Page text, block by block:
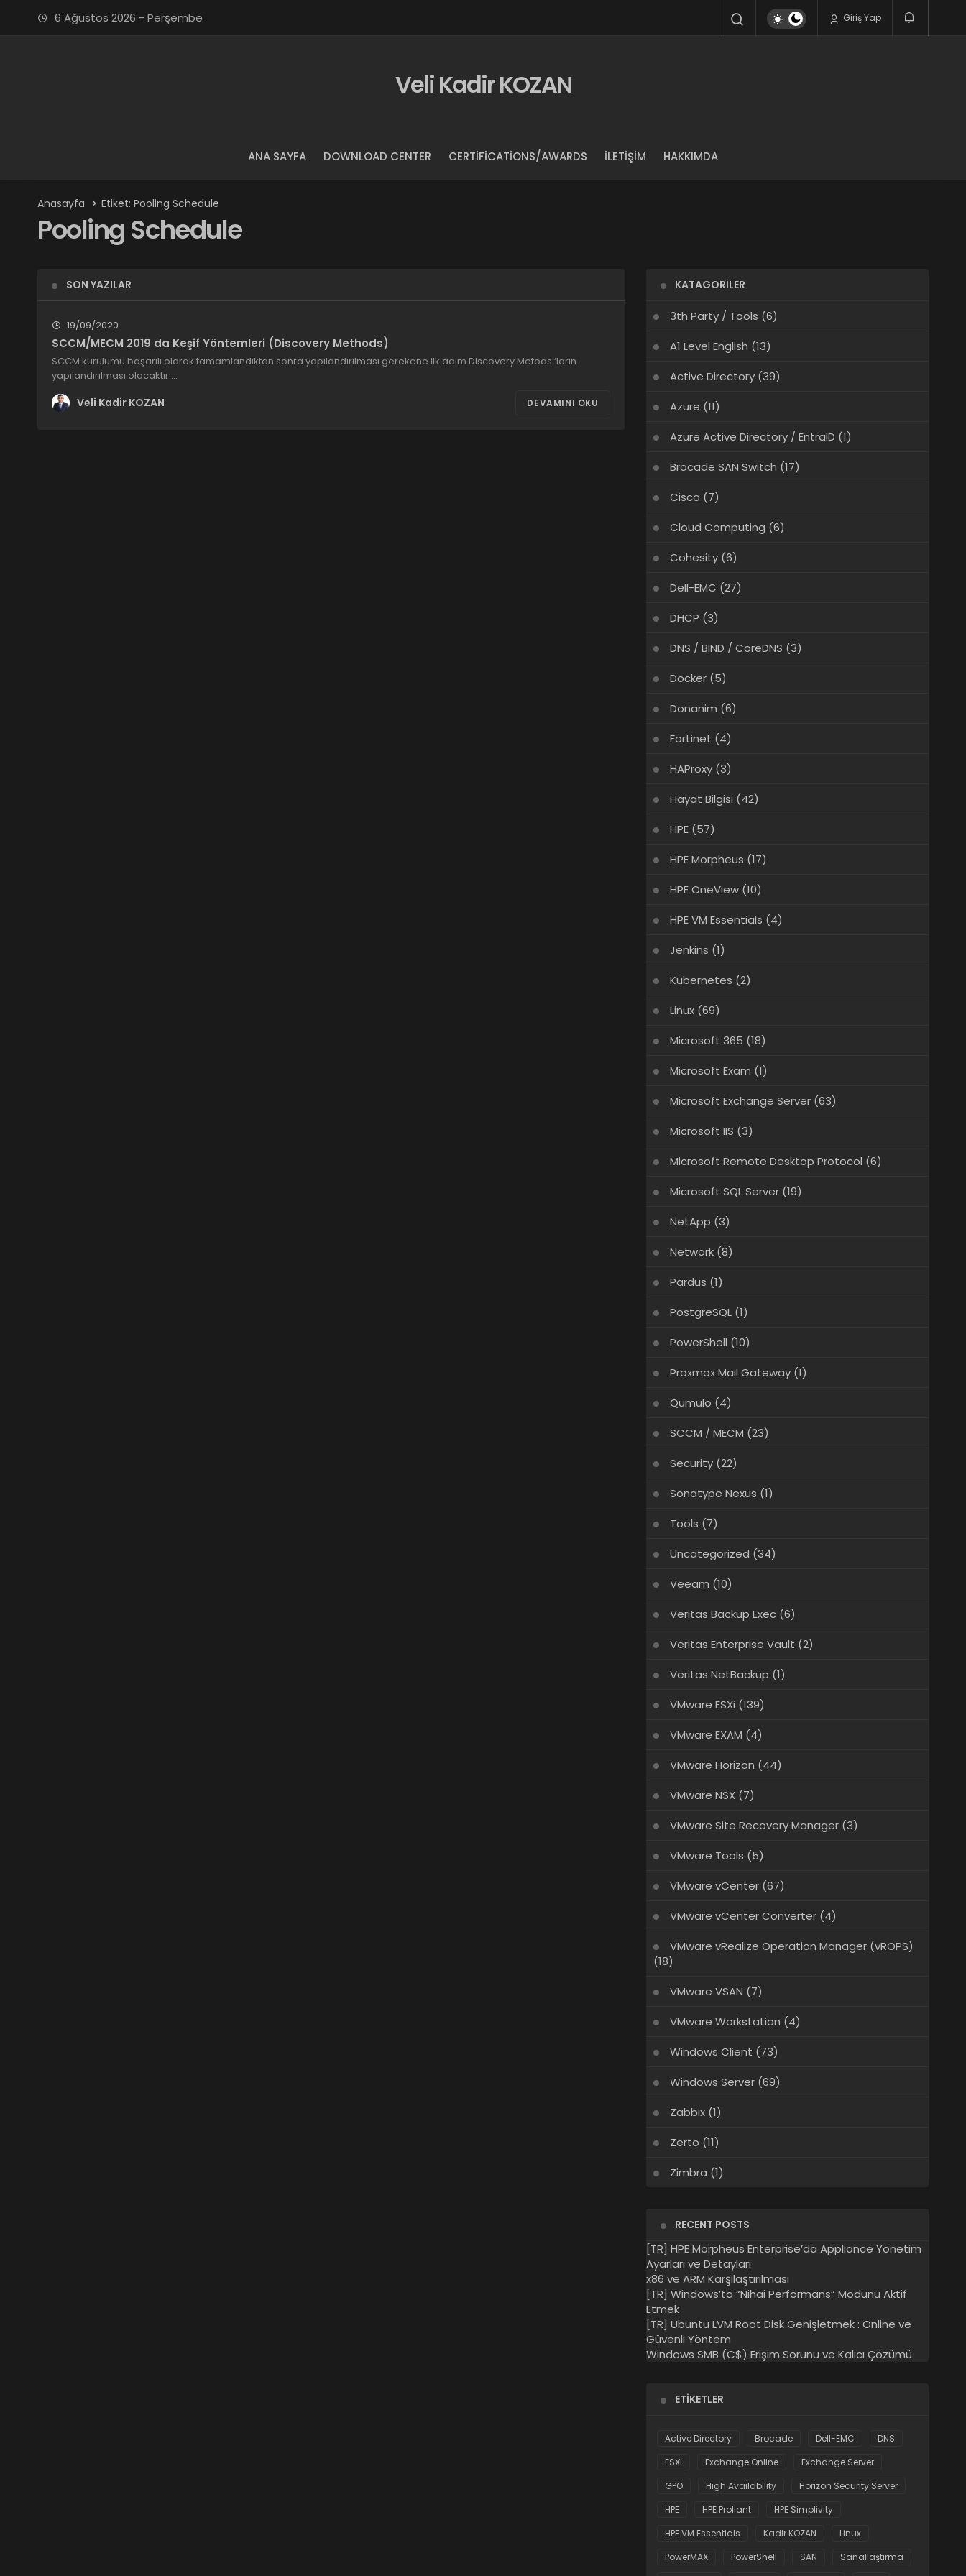
6 Ağustos 2026 - Perşembe Giriş Yap
Veli Kadir KOZAN
ANA SAYFA DOWNLOAD CENTER CERTIFICATIONS/AWARDS İLETIŞIM HAKKIMDA
Anasayfa Etiket: Pooling Schedule
Pooling Schedule
SON YAZILAR
19/09/2020
SCCM/MECM 2019 da Keşif Yöntemleri (Discovery Methods)
SCCM kurulumu başarılı olarak tamamlandıktan sonra yapılandırılması gerekene ilk adım Discovery Metods ‘ların
yapılandırılması olacaktır.…
Veli Kadir KOZAN DEVAMINI OKU
KATAGORILER
3th Party / Tools (6)
A1 Level English (13)
Active Directory(39)
Azure (11)
Azure Active Directory / EntraID (1)
Brocade SAN Switch (17)
Cisco (7)
Cloud Computing (6)
Cohesity(6)
Dell-EMC (27)
DHCP (3)
DNS / BIND / CoreDNS (3)
Docker(5)
Donanim (6)
Fortinet (4)
HAProxy(3)
Hayat Bilgisi (42)
HPE(57)
HPE Morpheus (17)
HPE OneView(10)
HPE VM Essentials (4)
Jenkins (1)
Kubernetes (2)
Linux(69)
Microsoft 365 (18)
Microsoft Exam (1)
Microsoft Exchange Server(63)
Microsoft IIS (3)
Microsoft Remote Desktop Protocol (6)
Microsoft SQL Server(19)
NetApp (3)
Network(8)
Pardus (1)
PostgreSQL(1)
PowerShell (10)
Proxmox Mail Gateway(1)
Qumulo (4)
SCCM / MECM (23)
Security(22)
Sonatype Nexus (1)
Tools (7)
Uncategorized (34)
Veeam (10)
Veritas Backup Exec(6)
Veritas Enterprise Vault (2)
Veritas NetBackup (1)
VMware ESXi (139)
VMware EXAM (4)
VMware Horizon (44)
VMware NSX(7)
VMware Site Recovery Manager(3)
VMware Tools (5)
VMware vCenter(67)
VMware vCenter Converter(4)
VMware vRealize Operation Manager (vROPS)
(18)
VMware VSAN (7)
VMware Workstation (4)
Windows Client (73)
Windows Server(69)
Zabbix(1)
Zerto (11)
Zimbra (1)
RECENT POSTS
[TR] HPE Morpheus Enterprise’da Appliance Yönetim
Ayarları ve Detayları
x86 ve ARM Karşılaştırılması
[TR] Windows’ta “Nihai Performans” Modunu Aktif
Etmek
[TR] Ubuntu LVM Root Disk Genişletmek : Online ve
Güvenli Yöntem
Windows SMB (C$) Erişim Sorunu ve Kalıcı Çözümü
ETIKETLER
Active Directory Brocade Dell-EMC
DNS
ESXi
Exchange Online
Exchange Server
GPO
High Availability
Horizon Security Server
HPE
HPE Proliant
HPE Simplivity
HPE VM Essentials
Kadir KOZAN
Linux
PowerMAX
PowerShell SAN
Sanallaştırma